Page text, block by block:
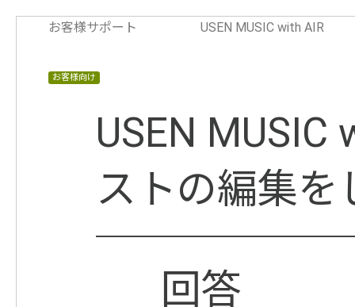
お客様サポート USEN MUSIC with AIR
お客様向け
USEN
ストの編集を